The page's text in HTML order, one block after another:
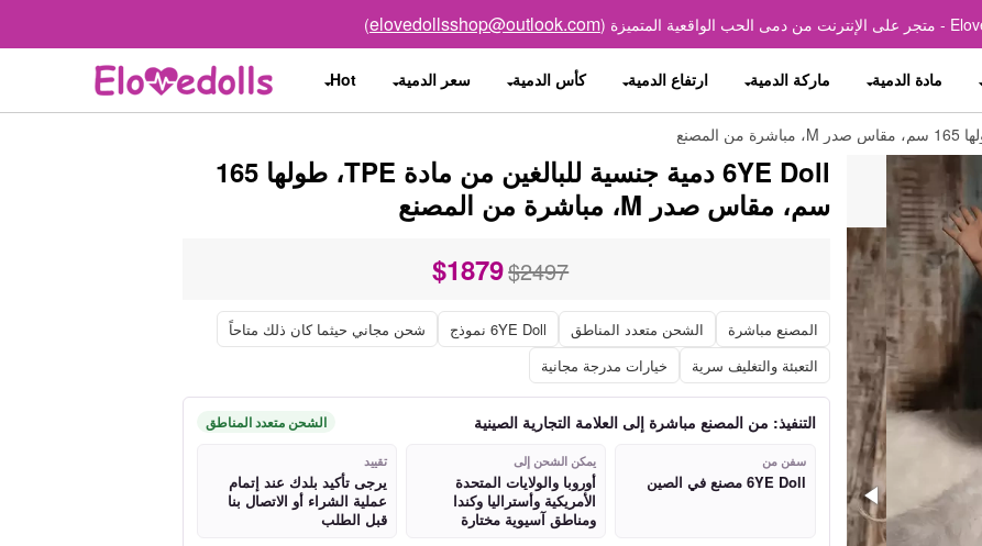
elovedollsshop@outlook.com
)
مادة الدمية ماركة الدمية ارتفاع الدمية كأس الدمية سعر الدمية Hot
6YE Doll دمية جنسية للبالغين من مادة TPE، طولها 165
سم، مقاس صدر M، مباشرة من المصنع
$2497
$1879
المصنع مباشرة الشحن متعدد المناطق 6YE Doll نموذج
شحن مجاني حيثما كان ذلك متاحاً
التعبئة والتغليف سرية
خيارات مدرجة مجانية
التنفيذ: من المصنع مباشرة إلى العلامة التجارية الصينية الشحن متعدد المناطق
سفن من
6YE Doll مصنع في الصين
يمكن الشحن إلى
أوروبا والولايات المتحدة
الأمريكية وأستراليا وكندا
ومناطق آسيوية مختارة
تقييد
يرجى تأكيد بلدك عند إتمام
عملية الشراء أو الاتصال بنا
قبل الطلب